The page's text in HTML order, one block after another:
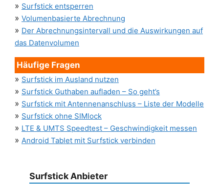
» Surfstick entsperren
» Volumenbasierte Abrechnung
» Der Abrechnungsintervall und die Auswirkungen auf
das Datenvolumen
Häufige Fragen
» Surfstick im Ausland nutzen
» Surfstick Guthaben aufladen – So geht’s
» Surfstick mit Antennenanschluss – Liste der Modelle
» Surfstick ohne SIMlock
» LTE & UMTS Speedtest – Geschwindigkeit messen
» Android Tablet mit Surfstick verbinden
Surfstick Anbieter